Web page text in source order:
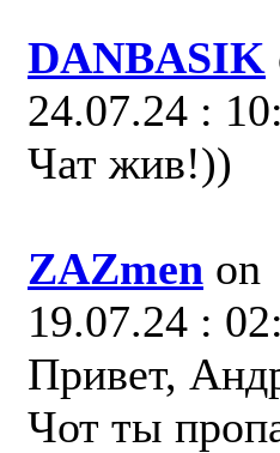
DANBASIK
24.07.24 :
Чат жив!))
ZAZmen on
19.07.24 :
Привет,
Чот ты